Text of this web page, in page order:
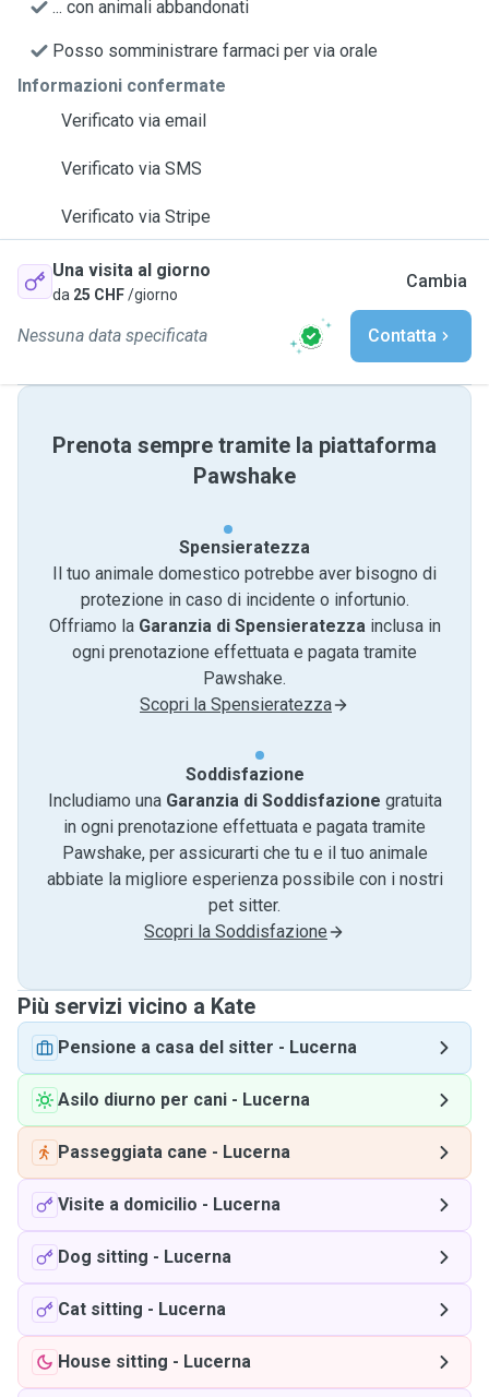
... con animali abbandonati
Posso somministrare farmaci per via orale
Informazioni confermate
Verificato via email
Verificato via SMS
Verificato via Stripe
Una visita al giorno
da 25 CHF/giorno
Cambia
Nessuna data specificata Contatta
Prenota sempre tramite la piattaforma
Pawshake
Spensieratezza
Il tuo animale domestico potrebbe aver bisogno di
protezione in caso di incidente o infortunio.
Offriamo la Garanzia di Spensieratezzainclusa in
ogni prenotazione effettuata e pagata tramite
Pawshake.
Scopri la Spensieratezza
Soddisfazione
Includiamo una Garanzia di Soddisfazione gratuita
in ogni prenotazione effettuata e pagata tramite
Pawshake, per assicurarti che tu e il tuo animale
abbiate la migliore esperienza possibile con i nostri
pet sitter.
Scopri la Soddisfazione
Più servizi vicino a Kate
Pensione a casa del sitter - Lucerna
Asilo diurno per cani - Lucerna
Passeggiata cane - Lucerna
Visite a domicilio - Lucerna
Dog sitting - Lucerna
Cat sitting - Lucerna
House sitting - Lucerna